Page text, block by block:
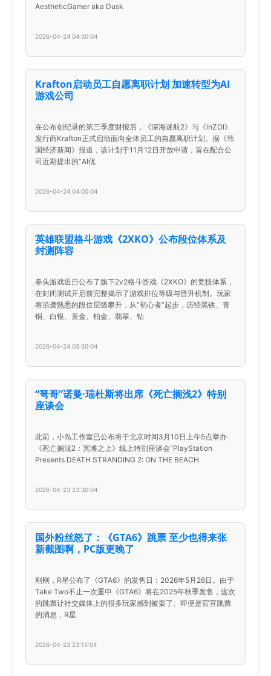
AestheticGamer aka Dusk
2026-04-24 04:30:04
Krafton启动员工自愿离职计划 加速转型为AI
游戏公司
在公布创纪录的第三季度财报后，《深海迷航2》与《inZOI》
发行商Krafton正式启动面向全体员工的自愿离职计划。据《韩
国经济新闻》报道，该计划于11月12日开放申请，旨在配合公
司近期提出的“AI优
2026-04-24 04:00:04
英雄联盟格斗游戏《2XKO》公布段位体系及
封测阵容
拳头游戏近日公布了旗下2v2格斗游戏《2XKO》的竞技体系，
在封闭测试开启前完整揭示了游戏排位等级与晋升机制。玩家
将沿袭熟悉的段位层级攀升，从“初心者”起步，历经黑铁、青
铜、白银、黄金、铂金、翡翠、钻
2026-04-24 03:30:04
“弩哥”诺曼·瑞杜斯将出席《死亡搁浅2》特别
座谈会
此前，小岛工作室已公布将于北京时间3月10日上午5点举办
《死亡搁浅2：冥滩之上》线上特别座谈会“PlayStation
Presents DEATH STRANDING 2: ON THE BEACH
2026-04-23 23:30:04
国外粉丝怒了：《GTA6》跳票 至少也得来张
新截图啊，PC版更晚了
刚刚，R星公布了《GTA6》的发售日：2026年5月26日。由于
Take Two不止一次重申《GTA6》将在2025年秋季发售，这次
的跳票让社交媒体上的很多玩家感到被耍了。即便是官宣跳票
的消息，R星
2026-04-23 23:15:04